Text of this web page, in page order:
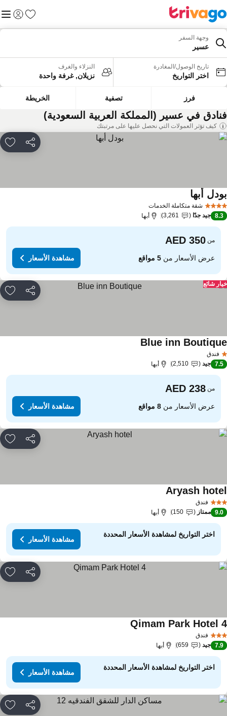
المفضلة
تسجيل
وجهة السفر
عسير
تاريخ الوصول/المغادرة
اختر التواريخ
النزلاء والغرف
نزيلان, غرفة واحدة
فرز تصفية الخريطة
في عسير (المملكة العربية السعودية)
كيف تؤثر العمولات التي نحصل عليها على مرتبتك
مشاركة
شقة متكاملة الخدمات
أبهامشاهدة الأسعار
8.3 جيد جدًا 3,261 أبها
من
عرض الأسعار من5 مواقع مشاهدة الأسعار
مشاركة
شائع
فندق
Blue innمشاهدة الأسعار
7.5 جيد 2,510 أبها
من
عرض الأسعار من8 مواقع مشاهدة الأسعار
مشاركة
فندق
Aryash مشاهدة الأسعار
9.0 ممتاز 150 أبها
اختر التواريخ لمشاهدة الأسعار المحددة
مشاهدة الأسعار
مشاركة
فندق
Qimam Park Hotelمشاهدة الأسعار
7.9 جيد 659 أبها
اختر التواريخ لمشاهدة الأسعار المحددة
مشاهدة الأسعار
مشاركة